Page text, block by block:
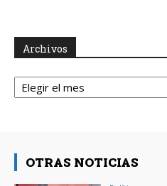
Archivos
Archivos
OTRAS NOTICIAS